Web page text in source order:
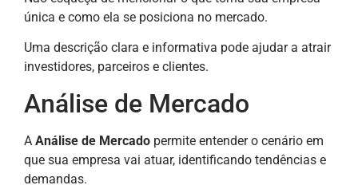
única e como ela se posiciona no mercado.
Uma descrição clara e informativa pode ajudar a atrair
investidores, parceiros e clientes.
Análise de Mercado
A Análise de Mercado permite entender o cenário em
que sua empresa vai atuar, identificando tendências e
demandas.